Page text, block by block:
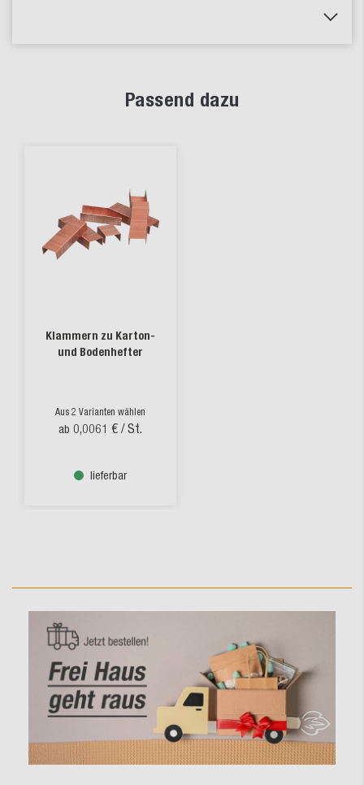
Passend dazu
Klammern zu Karton-
und Bodenhefter
Aus 2 Varianten wählen
ab 0,0061 € / St.
lieferbar